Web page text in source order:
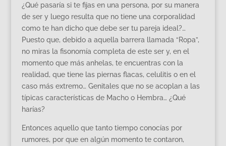
¿Qué pasaría si te fijas en una persona, por su manera
de ser y luego resulta que no tiene una corporalidad
como te han dicho que debe ser tu pareja ideal?…
Puesto que, debido a aquella barrera llamada “Ropa”,
no miras la fisonomía completa de este ser y, en el
momento que más anhelas, te encuentras con la
realidad, que tiene las piernas flacas, celulitis o en el
caso más extremo… Genitales que no se acoplan a las
típicas características de Macho o Hembra… ¿Qué
harías?
Entonces aquello que tanto tiempo conocías por
rumores, por que en algún momento te contaron,